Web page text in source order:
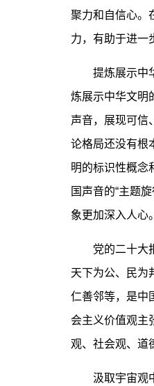
聚力和自信心。
力，有助于进一
提炼展示中华
炼展示中华文明
声音，展现可信
论格局还没有根
明的标识性概念
国声音的“主题
象更加深入人心。
党的二十大报
天下为公、民为
仁善邻等，是中
会主义价值观主
观、社会观、道
汲取宇宙观中